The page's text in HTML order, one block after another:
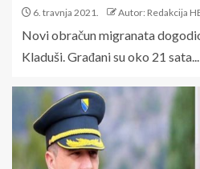
6. travnja 2021. Autor: Redakcija
Novi obračun migranata
Kladuši. Građani su oko 21 sata...